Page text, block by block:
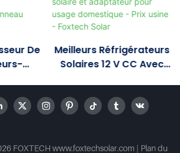
De
(12
Meilleurs Réfrigérateurs
Solaires 12 V CC Avec
Domestique - Prix Usine
FOXTECH www.foxtechsolar.com | Plan du